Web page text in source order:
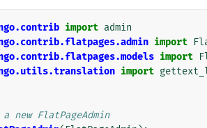
import admin
import
import
import
new FlatPageAdmin